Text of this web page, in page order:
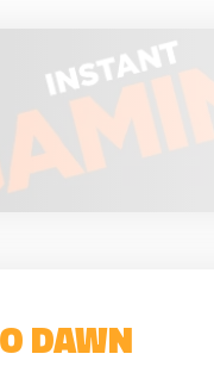
DAWN